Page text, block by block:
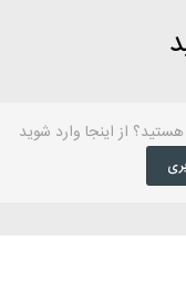
از اینجا وارد شوید